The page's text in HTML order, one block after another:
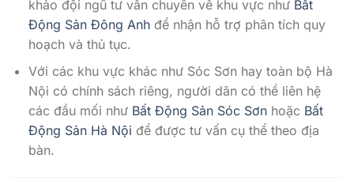
khảo đội ngũ tư vấn chuyên về khu vực như Bất
Động Sản Đông Anhđể nhận hỗ trợ phân tích quy
hoạch và thủ tục.
Với các khu vực khác như Sóc Sơn hay toàn bộ Hà
Nội có chính sách riêng, người dân có thể liên hệ
các đầu mối như Bất Động Sản Sóc Sơnhoặc Bất
Động Sản Hà Nội để được tư vấn cụ thể theo địa
bàn.